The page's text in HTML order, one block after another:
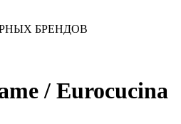
БРЕНДОВ
/ Eurocucina